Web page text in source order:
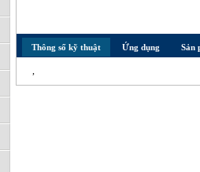
Thông số kỹ thuật Ứng dụng Sản
,